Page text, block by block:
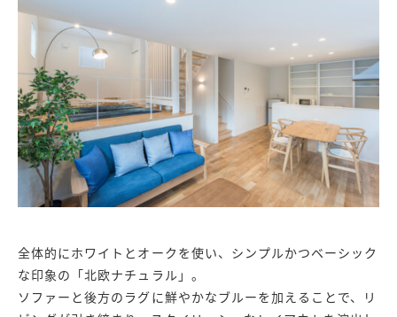
全体的にホワイトとオークを使い、シンプルかつベーシック
な印象の「北欧ナチュラル」。
ソファーと後方のラグに鮮やかなブルーを加えることで、リ